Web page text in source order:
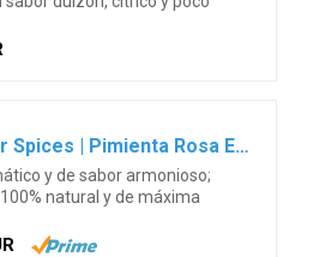
Minotaur Spices | Pimienta Rosa Entera | 2 x 250 g (500 g) | Pimienta en Grano Bayas Rosas
y de sabor armonioso;
natural y de máxima